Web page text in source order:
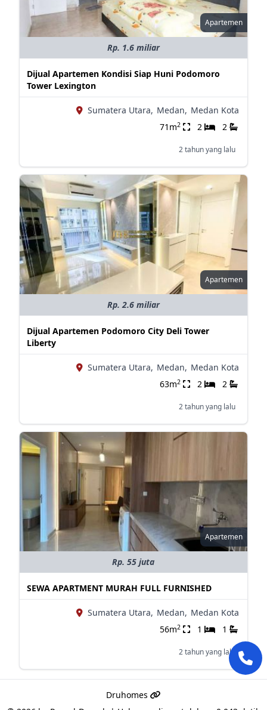
Apartemen
Rp. 1.6 miliar
Dijual Apartemen Kondisi Siap Huni Podomoro
Tower Lexington
Sumatera Utara, Medan, Medan Kota
71m2 2 2
2 tahun yang lalu
Apartemen
Rp. 2.6 miliar
Dijual Apartemen Podomoro City Deli Tower
Liberty
Sumatera Utara, Medan, Medan Kota
63m2 2 2
2 tahun yang lalu
Apartemen
Rp. 55 juta
SEWA APARTMENT MURAH FULL FURNISHED
Sumatera Utara, Medan, Medan Kota
56m2 1 1
2 tahun yang lalu
Druhomes